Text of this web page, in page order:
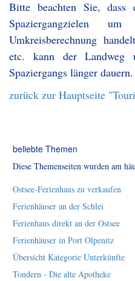
Bitte beachten Sie, dass
Spaziergangzielen
Umkreisberechnung
etc. kann der Landweg
Spaziergangs länger dauern.
zurück zur Hauptseite
beliebte Themen
Diese Themenseiten wurden am
Ostsee-Ferienhaus zu verkaufen
Ferienhäuser an der Schlei
Ferienhaus direkt an der Ostsee
Ferienhäuser in Port Olpenitz
Übersicht Kategorie Unterkünfte
Tondern - Die alte Apotheke